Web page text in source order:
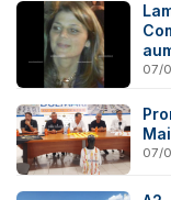
07/
07/